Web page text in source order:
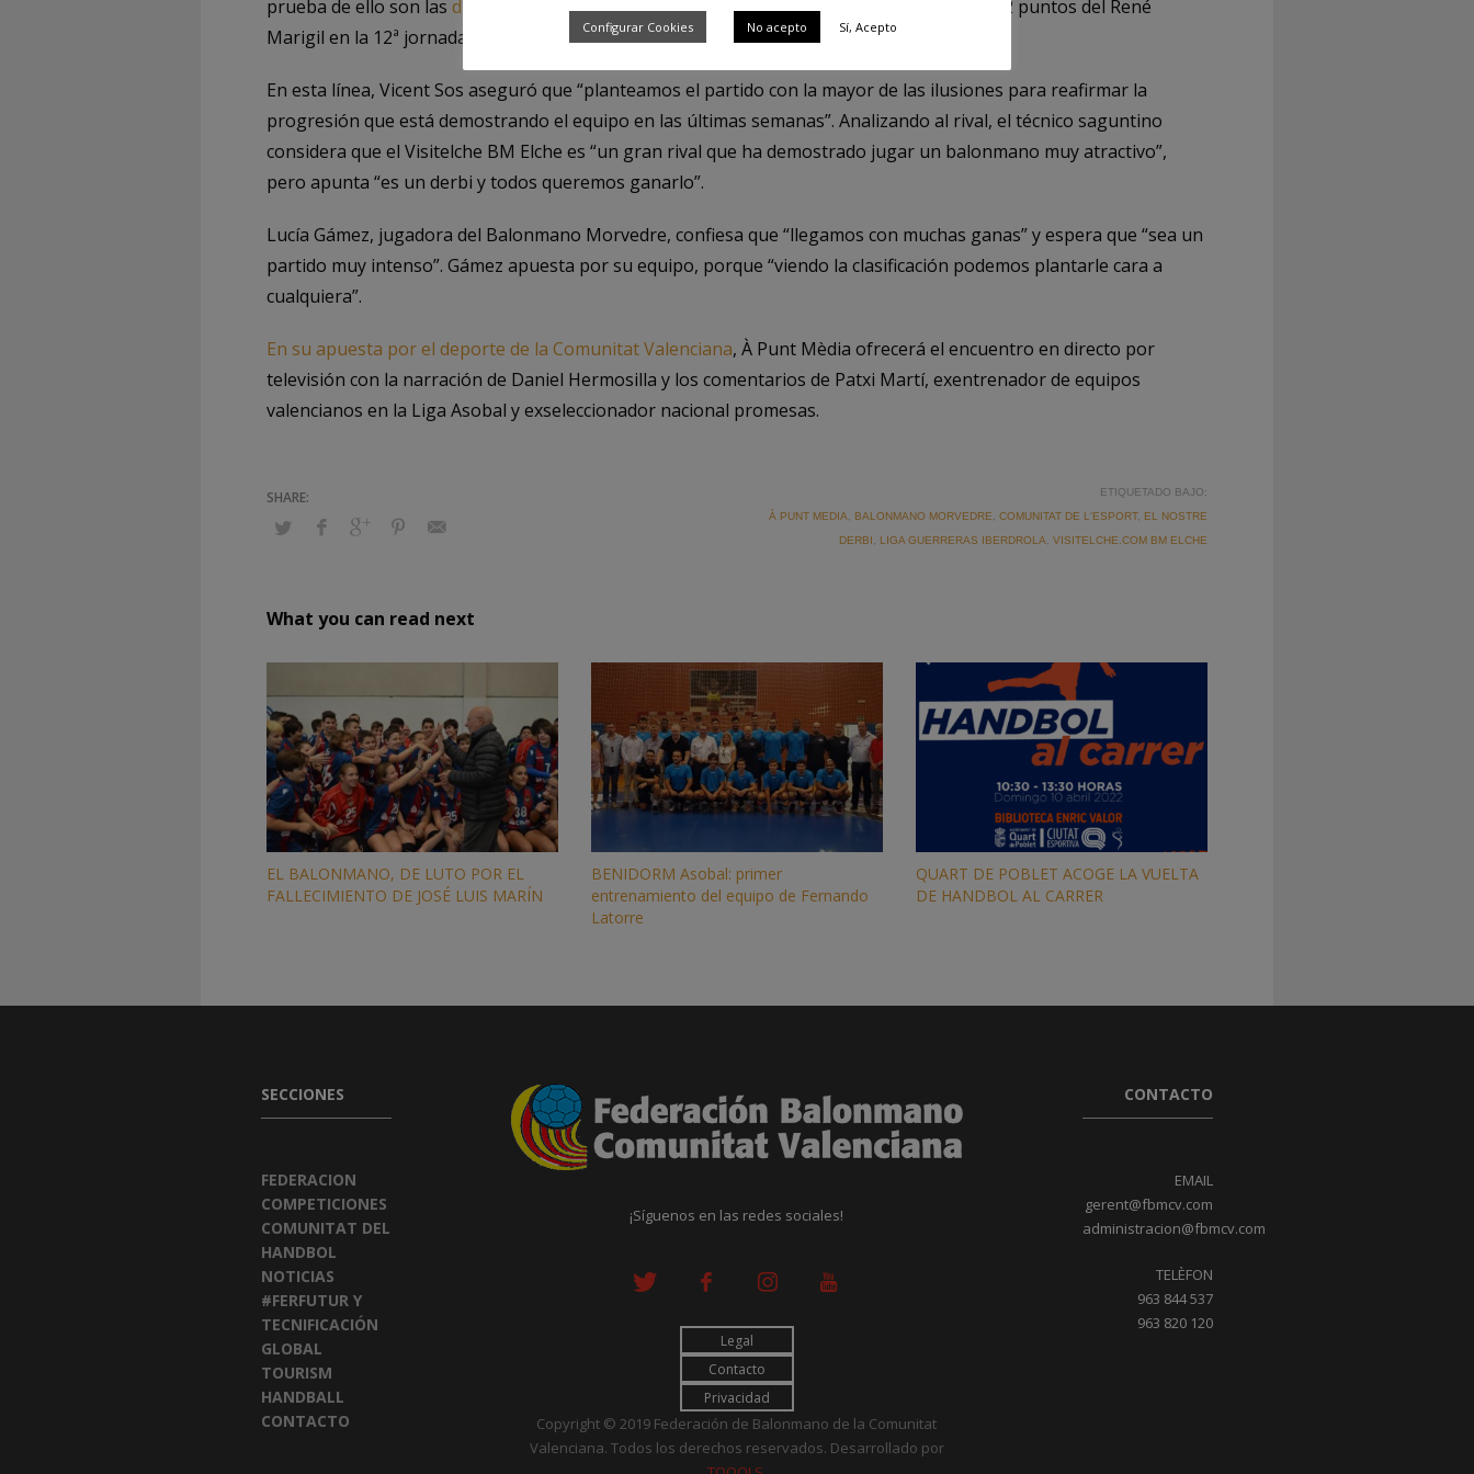
prueba de ello son las dificultades que el líder Super Amara Bera Bera
tuvo para sacar los 2 puntos del René
Marigil en la 12ª jornada.
En esta línea, Vicent Sos aseguró que “planteamos el partido con la mayor de las ilusiones para reafirmar la
progresión que está demostrando el equipo en las últimas semanas”. Analizando al rival, el técnico saguntino
considera que el Visitelche BM Elche es “un gran rival que ha demostrado jugar un balonmano muy atractivo”,
pero apunta “es un derbi y todos queremos ganarlo”.
Lucía Gámez, jugadora del Balonmano Morvedre, confiesa que “llegamos con muchas ganas” y espera que “sea un
partido muy intenso”. Gámez apuesta por su equipo, porque “viendo la clasificación podemos plantarle cara a
cualquiera”.
En su apuesta por el deporte de la Comunitat Valenciana, À Punt Mèdia ofrecerá el encuentro en directo por
televisión con la narración de Daniel Hermosilla y los comentarios de Patxi Martí, exentrenador de equipos
valencianos en la Liga Asobal y exseleccionador nacional promesas.
ETIQUETADO BAJO:
À PUNT MEDIA
BALONMANO MORVEDRE COMUNITAT DE L'ESPORT, EL NOSTRE
DERBI
LIGA GUERRERAS IBERDROLA VISITELCHE.COM BM ELCHE
What you can read next
EL BALONMANO, DE LUTO POR EL
FALLECIMIENTO DE JOSÉ LUIS MARÍN
BENIDORM Asobal: primer
entrenamiento del equipo de Fernando
Latorre
QUART DE POBLET ACOGE LA VUELTA
DE HANDBOL AL CARRER
SECCIONES
FEDERACION
COMPETICIONES
COMUNITAT DEL
HANDBOL
NOTICIAS
#FERFUTUR Y
TECNIFICACIÓN
GLOBAL
TOURISM
HANDBALL
CONTACTO
¡Síguenos en las redes sociales!
Legal
Contacto
Privacidad
Copyright © 2019 Federación de Balonmano de la Comunitat
Valenciana. Todos los derechos reservados. Desarrollado por
CONTACTO
EMAIL
gerent@fbmcv.com
administracion@fbmcv.com
TELÈFON
963 844 537
963 820 120
Configurar Cookies No acepto Sí, Acepto